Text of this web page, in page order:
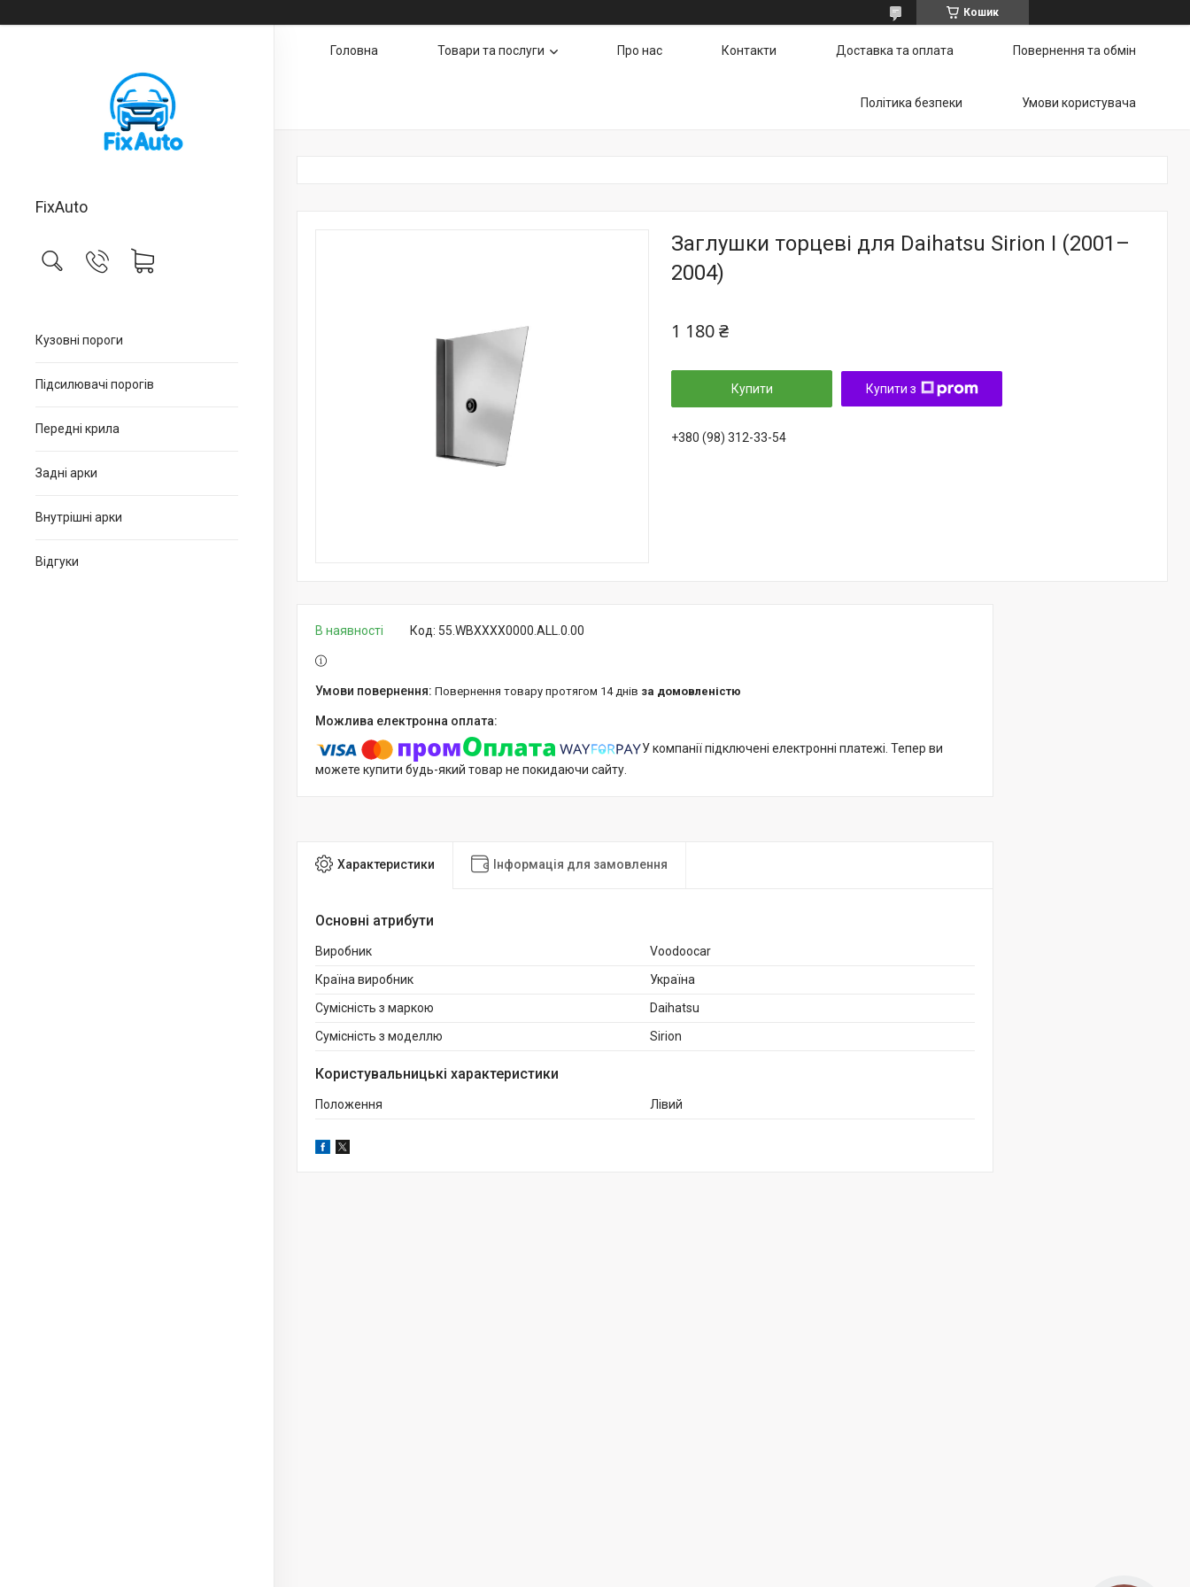
Кошик
FixAuto
Кузовні пороги
Підсилювачі порогів
Передні крила
Задні арки
Внутрішні арки
Відгуки
Головна Товари та послуги Про нас Контакти Доставка та оплата Повернення та обмін
Політика безпеки Умови користувача
Заглушки торцеві для Daihatsu Sirion I (2001–
2004)
1 180 ₴
Купити Купити з
+380 (98) 312-33-54
В наявності Код: 55.WBXXXX0000.ALL.0.00
повернення товару протягом 14 днів за домовленістю
У компанії підключені електронні платежі. Тепер ви
можете купити будь-який товар не покидаючи сайту.
Характеристики Інформація для замовлення
Основні атрибути
Виробник
Voodoocar
Країна виробник
Україна
Сумісність з маркою
Daihatsu
Сумісність з моделлю
Sirion
Користувальницькі характеристики
Положення Лівий